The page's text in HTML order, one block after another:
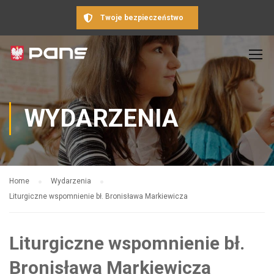
Twoje bezpieczeństwo
WYDARZENIA
Home
Wydarzenia
Liturgiczne wspomnienie bł. Bronisława Markiewicza
Liturgiczne wspomnienie bł.
Bronisława Markiewicza